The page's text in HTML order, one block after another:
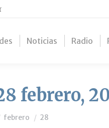
Noticias Radio
febrero,
febrero 28